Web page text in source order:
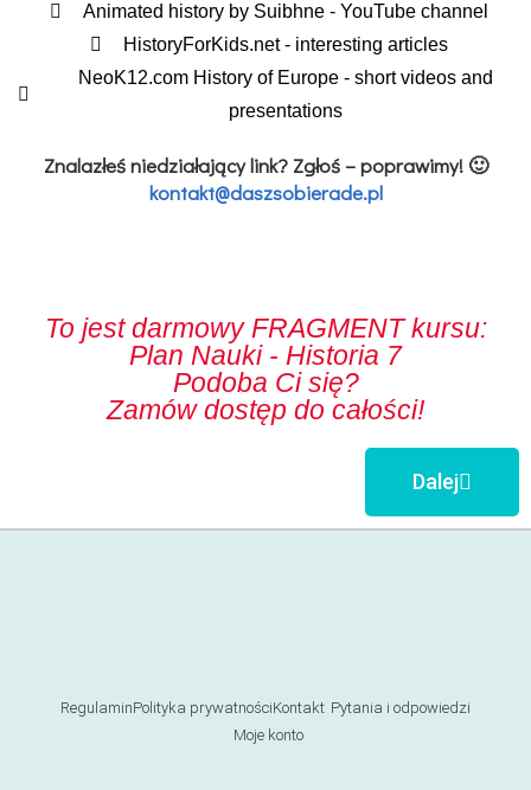
Animated history by Suibhne - YouTube channel
HistoryForKids.net - interesting articles
NeoK12.com History of Europe - short videos and
presentations
Znalazłeś niedziałający link? Zgłoś – poprawimy! 🙂
kontakt@daszsobierade.pl
To jest darmowy FRAGMENT kursu:
Plan Nauki - Historia 7
Podoba Ci się?
Zamów dostęp do całości!
Dalej
RegulaminPolityka prywatnościKontakt Pytania i odpowiedzi
Moje konto